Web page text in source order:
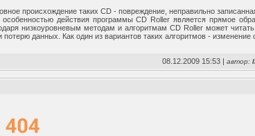
происхождение таких CD - повреждение, неправильно
действия программы CD Roller является прямое
низкоуровневым методам и алгоритмам CD Roller может читать
данных. Как один из вариантов таких алгоритмов - изменение
08.12.2009 15:53 |автор: